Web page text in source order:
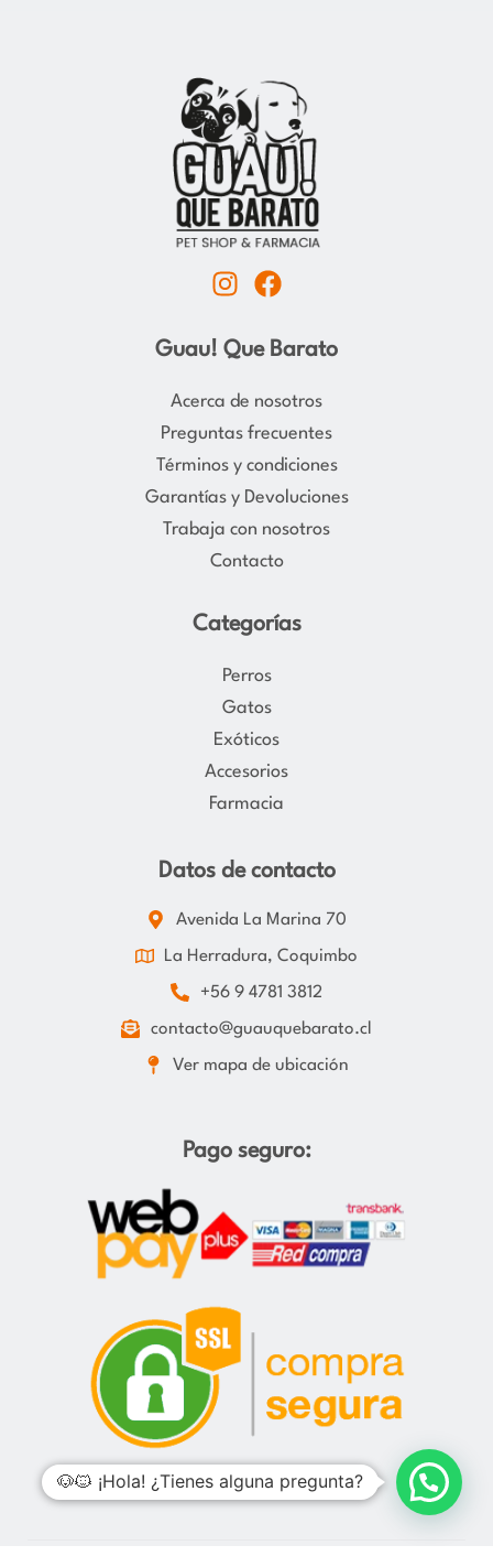
I
s
t
a
r
a
m
F
c
e
b
o
k
Guau! Que Barato
Acerca de nosotros
Preguntas frecuentes
Términos y condiciones
Garantías y Devoluciones
Trabaja con nosotros
Contacto
Categorías
Perros
Gatos
Exóticos
Accesorios
Farmacia
Datos de contacto
Avenida La Marina 70
La Herradura, Coquimbo
+56 9 4781 3812
contacto@guauquebarato.cl
Ver mapa de ubicación
Pago seguro:
🐶🐱 ¡Hola! ¿Tienes alguna pregunta?